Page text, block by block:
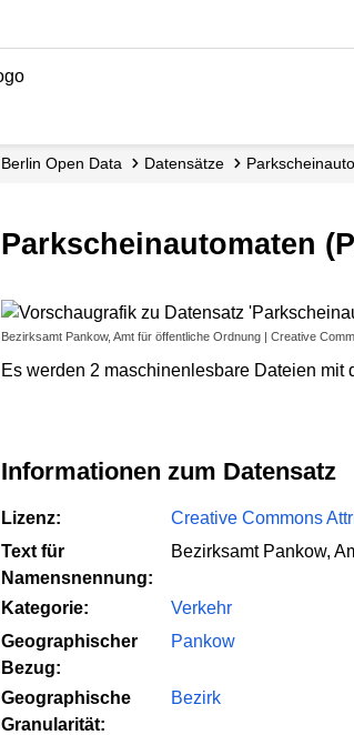
Berlin Open Data Datensätze
Parkscheinautomaten
Bezirksamt Pankow, Amt für öffentliche Ordnung | Creative
Es werden 2 maschinenlesbare Dateien
Informationen zum Datensatz
Lizenz: Creative Commons
Text für
Namensnennung:
Bezirksamt Pankow,
Kategorie:
Verkehr
Geographischer
Bezug:
Pankow
Geographische
Granularität:
Bezirk